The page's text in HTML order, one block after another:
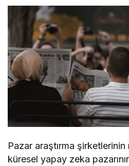
Pazar araştırma şirketlerinin
küresel yapay zeka